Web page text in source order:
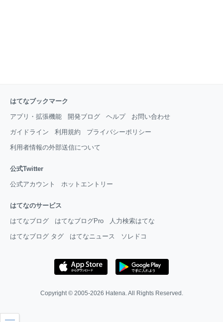
はてなブックマーク
アプリ・拡張機能 開発ブログ ヘルプ お問い合わせ
ガイドライン 利用規約 プライバシーポリシー
利用者情報の外部送信について
公式Twitter
公式アカウント ホットエントリー
はてなのサービス
はてなブログ はてなブログPro 人力検索はてな
はてなブログ タグ はてなニュース ソレドコ
Copyright © 2005-2026 Hatena. All Rights Reserved.